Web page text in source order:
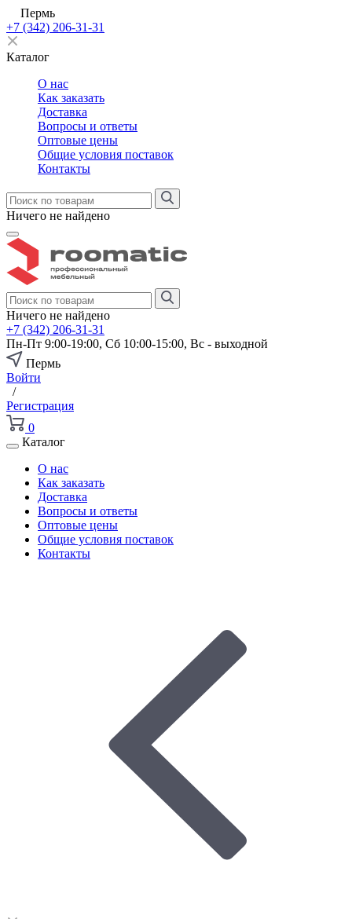
Пермь
+7 (342) 206-31-31
Каталог
О нас
Как заказать
Доставка
Вопросы и ответы
Оптовые цены
Общие условия поставок
Контакты
Ничего не найдено
Ничего не найдено
+7 (342) 206-31-31
Пн-Пт 9:00-19:00, Сб 10:00-15:00, Вс - выходной
Пермь
Войти
/
Регистрация
0
Каталог
О нас
Как заказать
Доставка
Вопросы и ответы
Оптовые цены
Общие условия поставок
Контакты